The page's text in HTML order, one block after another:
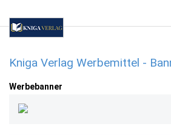
Kniga Verlag Werbemittel -
Werbebanner